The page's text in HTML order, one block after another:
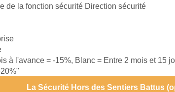
de la fonction sécurité Direction sécurité
à l'avance = -15%, Blanc = Entre 2 mois et 15
La Sécurité Hors des Sentiers Battus